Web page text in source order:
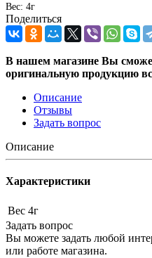
Вес: 4г
Поделиться
В нашем магазине Вы
оригинальную продукцию
Описание
Отзывы
Задать вопрос
Описание
Характеристики
Вес 4г
Задать вопрос
Вы можете задать любой
или работе магазина.